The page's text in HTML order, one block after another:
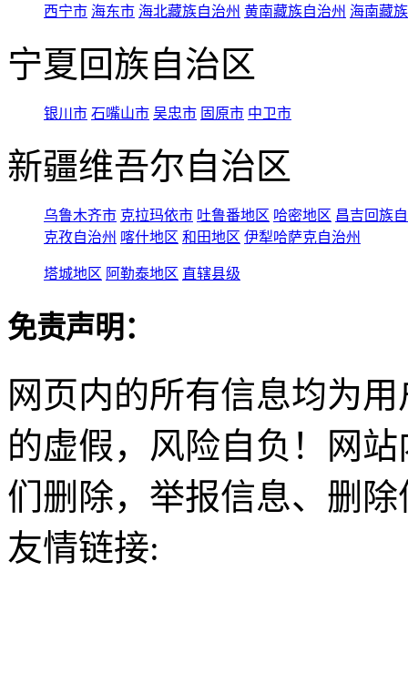
西宁市 海东市 海北藏族自治州 黄南藏族自治州 海南藏
宁夏回族自治区
银川市 石嘴山市 吴忠市 固原市 中卫市
新疆维吾尔自治区
乌鲁木齐市 克拉玛依市 吐鲁番地区 哈密地区 昌吉回族
克孜自治州 喀什地区 和田地区 伊犁哈萨克自治州
塔城地区 阿勒泰地区 直辖县级
免责声明：
网页内的所有信息均为
的虚假，风险自负！网
们删除，举报信息、删
友情链接: